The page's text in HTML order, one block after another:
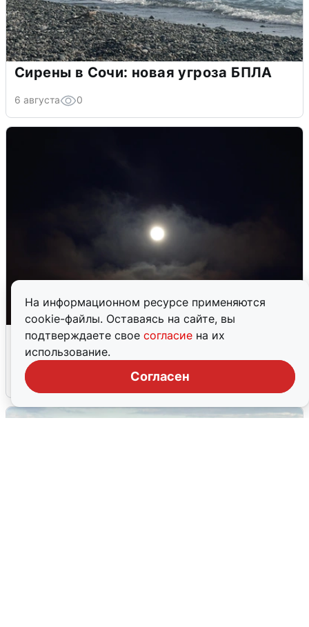
На информационном ресурсе применяются
cookie-файлы. Оставаясь на сайте, вы
подтверждаете свое согласие на их
использование.
Согласен
Сирены в Сочи: новая угроза БПЛА
6 августа 0
Взрывы в Воронеже после сигнала
тревоги
5 августа